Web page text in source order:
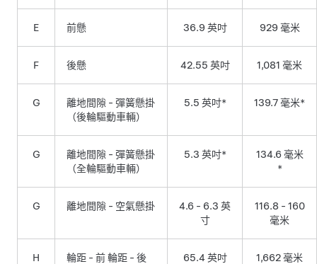
E 前懸 36.9 英吋 929 毫米
F 後懸 42.55 英吋 1,081 毫米
G
離地間隙 - 彈簧懸掛
（後輪驅動車輛）
5.5 英吋* 139.7 毫米*
G
離地間隙 - 彈簧懸掛
（全輪驅動車輛）
5.3 英吋*
134.6 毫米
*
G 離地間隙 - 空氣懸掛
4.6 - 6.3 英
寸
116.8 - 160
毫米
H 輪距 - 前 輪距 - 後
65.4 英吋
1,662 毫米